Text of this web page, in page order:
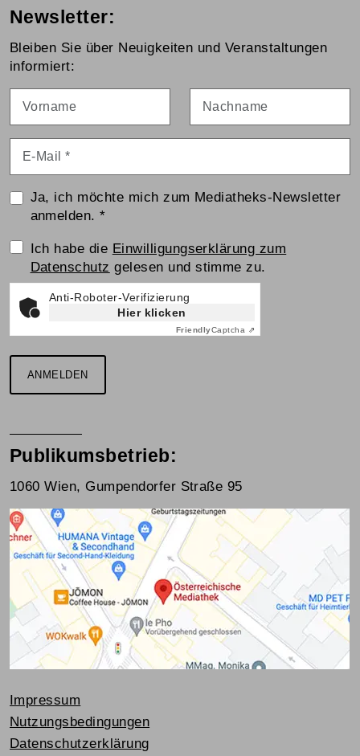
Newsletter:
Bleiben Sie über Neuigkeiten und Veranstaltungen
informiert:
Ja, ich möchte mich zum Mediatheks-Newsletter
anmelden.*
Einwilligungserklärung
Ich habe die Einwilligungserklärung zum
Datenschutz gelesen und stimme zu.
Anti-Roboter-Verifizierung
Hier klicken
FriendlyCaptcha ⇗
ANMELDEN
Publikumsbetrieb:
1060 Wien, Gumpendorfer Straße 95
Impressum
Nutzungsbedingungen
Datenschutzerklärung